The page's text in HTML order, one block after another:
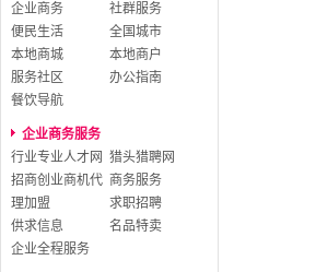
企业商务
社群服务
便民生活
全国城市
本地商城
本地商户
服务社区
办公指南
餐饮导航
企业商务服务
行业专业人才网 猎头猎聘网
招商创业商机代
理加盟
商务服务
求职招聘
供求信息
名品特卖
企业全程服务